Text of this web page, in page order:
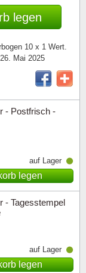
legen
10 x 1 Wert.
Mai 2025
- Postfrisch -
auf Lager
legen
- Tagesstempel
auf Lager
legen